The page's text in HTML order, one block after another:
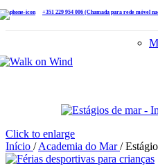
+351 229 954 006 (Chamada para rede móvel
Click to enlarge
Início / Academia do Mar/